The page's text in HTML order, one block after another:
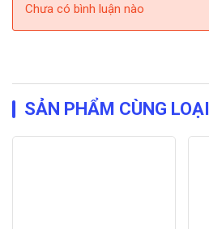
Chưa có bình luận nào
SẢN PHẨM CÙNG LOẠI